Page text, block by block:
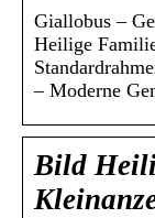
Giallobus –
Heilige
– Moderne
Bild